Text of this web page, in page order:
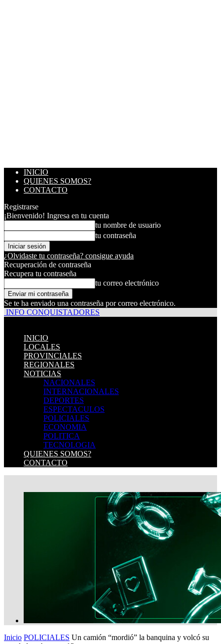
INICIO
QUIENES SOMOS?
CONTACTO
Registrarse
¡Bienvenido! Ingresa en tu cuenta
tu nombre de usuario
tu contraseña
¿Olvidaste tu contraseña? consigue ayuda
Recuperación de contraseña
Recupera tu contraseña
tu correo electrónico
Se te ha enviado una contraseña por correo electrónico.
INFO CONQUISTADORES
INICIO
LOCALES
PROVINCIALES
REGIONALES
NOTICIAS
NACIONALES
INTERNACIONALES
DEPORTES
ESPECTACULOS
POLICIALES
ECONOMIA
POLITICA
TECNOLOGIA
QUIENES SOMOS?
CONTACTO
Inicio POLICIALES Un camión “mordió” la banquina y volcó su